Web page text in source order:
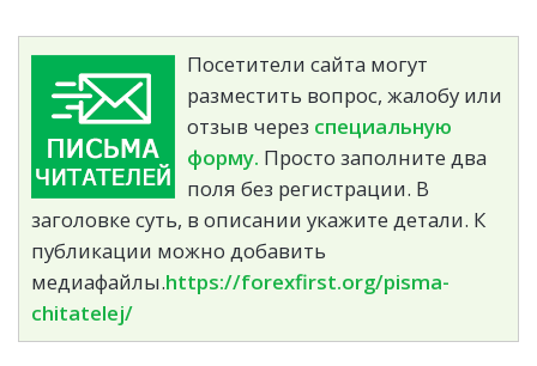
Посетители сайта могут
разместить вопрос, жалобу или
отзыв через специальную
форму. Просто заполните два
поля без регистрации. В
заголовке суть, в описании укажите детали. К
публикации можно добавить
медиафайлы.https://forexfirst.org/pisma-
chitatelej/